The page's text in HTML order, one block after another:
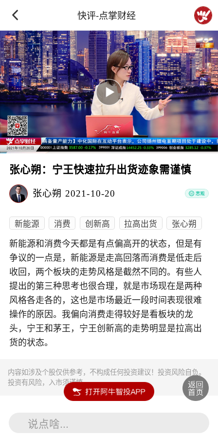
快评-点掌财经
张心朔：宁王快速拉升出货迹象需谨慎
张心朔 2021-10-20
新能源 消费 创新高 拉高出货 张心朔
新能源和消费今天都是有点偏高开的状态，但是有
争议的一点是，新能源是走高回落而消费是低走后
收回，两个板块的走势风格是截然不同的。有些人
提出的第三种思考也很合理，就是市场现在是两种
风格各走各的，这也是市场最近一段时间表现很难
操作的原因。我偏向消费走得较好是看板块的龙
头，宁王和茅王，宁王创新高的走势明显是拉高出
货的状态。
内容如涉及个股仅供参考，不构成任何投资建议！投资风险自负。
投资有风险，入市须谨慎。
说点啥...